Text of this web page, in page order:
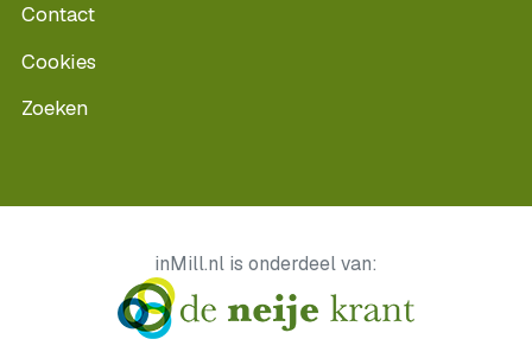
Contact
Cookies
Zoeken
inMill.nl is onderdeel van: